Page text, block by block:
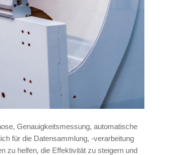
Genauigkeitsmessung, automatische
für die Datensammlung, -verarbeitung
zu helfen, die Effektivität zu steigern und